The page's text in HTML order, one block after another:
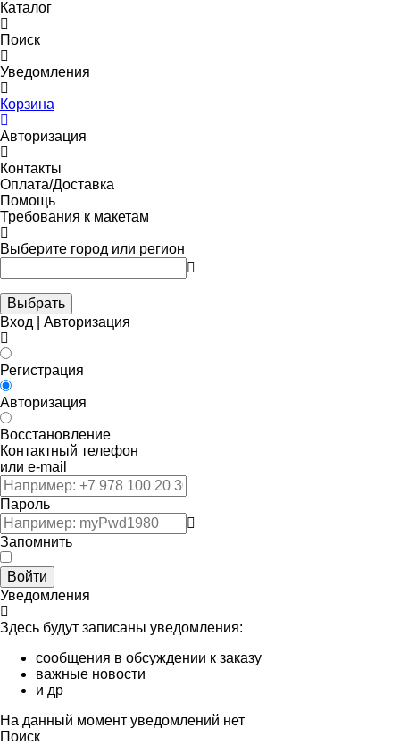
Каталог
Поиск
Уведомления
Корзина
Авторизация
Контакты
Оплата/Доставка
Помощь
Требования к макетам
Выберите город или регион
Выбрать
Вход | Авторизация
Регистрация
Авторизация
Восстановление
Контактный телефон
или e-mail
Пароль
Запомнить
Войти
Уведомления
Здесь будут записаны уведомления:
сообщения в обсуждении к заказу
важные новости
и др
На данный момент уведомлений нет
Поиск